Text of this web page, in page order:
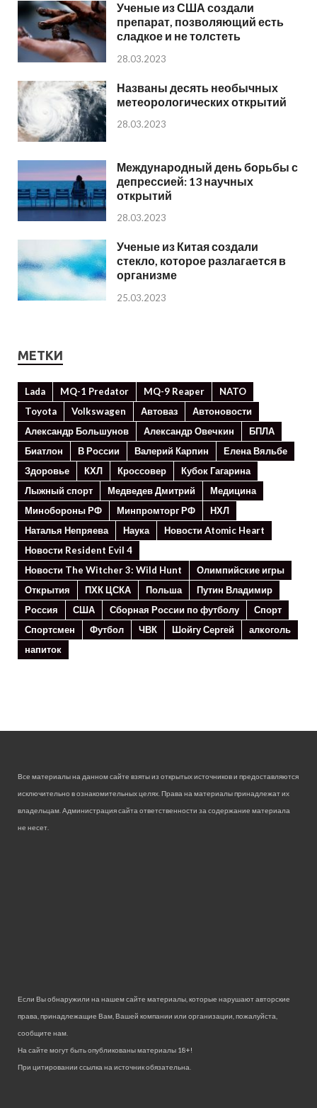
Ученые из США создали
препарат, позволяющий есть
сладкое и не толстеть
28.03.2023
Названы десять необычных
метеорологических открытий
28.03.2023
Международный день борьбы с
депрессией: 13 научных
открытий
28.03.2023
Ученые из Китая создали
стекло, которое разлагается в
организме
25.03.2023
МЕТКИ
Lada MQ-1 Predator MQ-9 Reaper
NATO
Toyota
Volkswagen Автоваз
Автоновости
Александр Большунов
Александр Овечкин
БПЛА
Биатлон
В России Валерий Карпин
Елена Вяльбе
Здоровье
КХЛ Кроссовер
Кубок Гагарина
Лыжный спорт
Медведев Дмитрий
Медицина
Минoбороны РФ
Минпромторг РФ
НХЛ
Наталья Непряева
Наука
Новости Atomic Heart
Новости Resident Evil 4
Новости The Witcher 3: Wild Hunt
Олимпийские игры
Открытия
ПХК ЦСКА Польша
Путин Владимир
Россия
США Сборная России по футболу
Спорт
Спортсмен
Футбол ЧВК Шойгу Сергей
алкоголь
напиток
Все материалы на данном сайте взяты из открытых источников и предоставляются
исключительно в ознакомительных целях. Права на материалы принадлежат их
владельцам. Администрация сайта ответственности за содержание материала
не несет.
Если Вы обнаружили на нашем сайте материалы, которые нарушают авторские
права, принадлежащие Вам, Вашей компании или организации, пожалуйста,
сообщите нам.
На сайте могут быть опубликованы материалы 18+!
При цитировании ссылка на источник обязательна.